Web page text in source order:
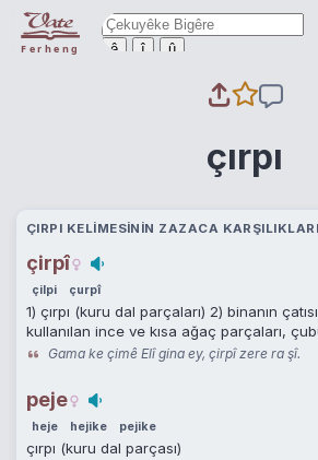
Ferheng ê î û
çırpı
ÇIRPI KELIMESININ ZAZACA KARŞILIKLARI
çirpî
çilpi çurpî
1) çırpı (kuru dal parçaları) 2) binanın
kullanılan ince ve kısa ağaç parçaları,
Gama ke çimê Elî gina ey, çirpî zere ra şî.
peje
heje hejike pejike
çırpı (kuru dal parçası)